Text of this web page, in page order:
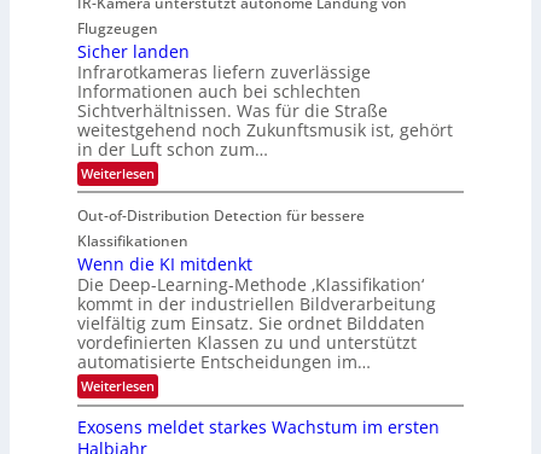
-
M
e
m
s
u
n
d
M
a
n
t
i
S
p
e
c
t
r
i
c
h
k
e
i
t
e
d
e
r
i
n
V
I
S
I
O
N
T
e
c
h
T
a
l
k
i
d
e
d
T
o
u
r
u
d
e
r
V
S
Flugzeugen
Sicher landen
Infrarotkameras liefern zuverlässige
Informationen auch bei schlechten
Sichtverhältnissen. Was für die Straße
weitestgehend noch Zukunftsmusik ist, gehört
in der Luft schon zum…
Weiterlesen:
S
c
h
l
a
n
d
e
n
Out-of-Distribution Detection für bessere
Klassifikationen
Wenn die KI mitdenkt
Die Deep-Learning-Methode ‚Klassifikation‘
kommt in der industriellen Bildverarbeitung
vielfältig zum Einsatz. Sie ordnet Bilddaten
vordefinierten Klassen zu und unterstützt
automatisierte Entscheidungen im…
Weiterlesen:
W
n
Exosens meldet starkes Wachstum im ersten
Halbjahr